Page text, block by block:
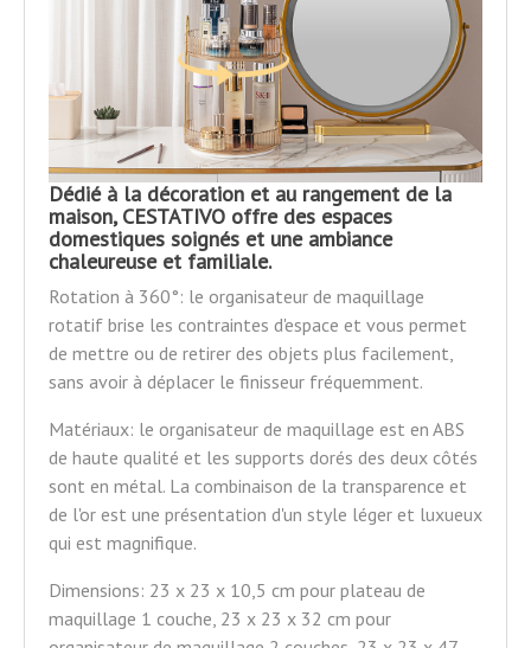
Dédié à la décoration et au rangement de la
maison, CESTATIVO offre des espaces
domestiques soignés et une ambiance
chaleureuse et familiale.
Rotation à 360°: le organisateur de maquillage
rotatif brise les contraintes d'espace et vous permet
de mettre ou de retirer des objets plus facilement,
sans avoir à déplacer le finisseur fréquemment.
Matériaux: le organisateur de maquillage est en ABS
de haute qualité et les supports dorés des deux côtés
sont en métal. La combinaison de la transparence et
de l'or est une présentation d'un style léger et luxueux
qui est magnifique.
Dimensions: 23 x 23 x 10,5 cm pour plateau de
maquillage 1 couche, 23 x 23 x 32 cm pour